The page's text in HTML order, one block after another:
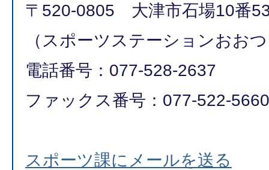
〒520-0805 大津市石場10番
（スポーツステーションおお
電話番号：077-528-2637
ファックス番号：077-522-5660
スポーツ課にメールを送る